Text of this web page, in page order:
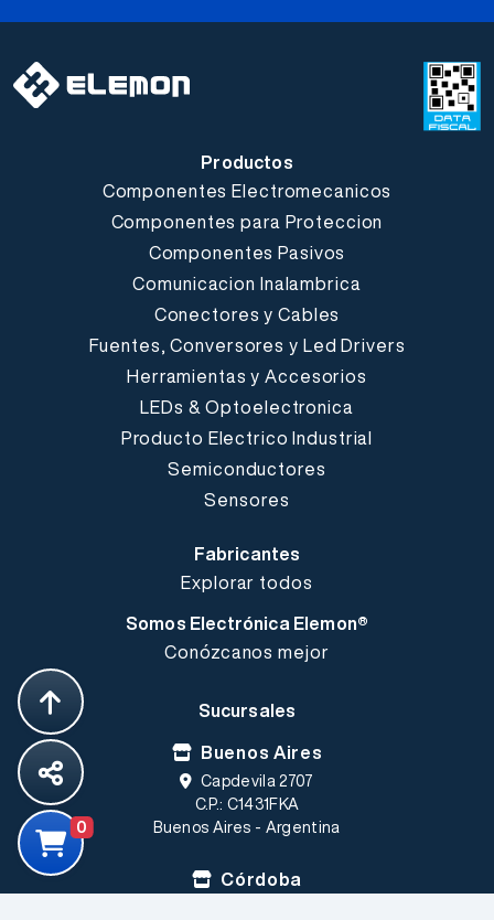
Productos
Componentes Electromecanicos
Componentes para Proteccion
Componentes Pasivos
Comunicacion Inalambrica
Conectores y Cables
Fuentes, Conversores y Led Drivers
Herramientas y Accesorios
LEDs & Optoelectronica
Producto Electrico Industrial
Semiconductores
Sensores
Fabricantes
Explorar todos
Somos Electrónica Elemon®
Conózcanos mejor
Sucursales
Buenos Aires
Capdevila 2707
C.P.: C1431FKA
Buenos Aires - Argentina
Córdoba
0